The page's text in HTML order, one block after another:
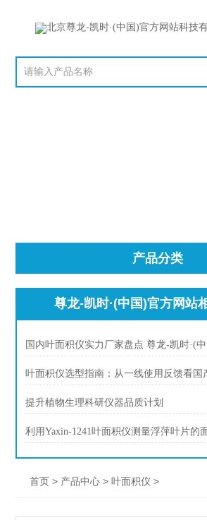
产品分类
尊龙-凯时·(中国)官方网站
提升植物生理科研仪器品质计划
利用Yaxin-1241叶面积仪测量浮萍叶片的
首页 > 产品中心 >叶面积仪 >